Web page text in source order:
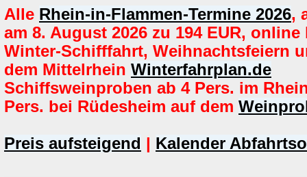
Alle Rhein-in-Flammen-Termine 2026,
am 8. August 2026 zu 194 EUR, online
Winter-Schifffahrt, Weihnachtsfeiern
dem Mittelrhein Winterfahrplan.de
Schiffsweinproben ab 4 Pers. im
Pers. bei Rüdesheim auf dem
Preis aufsteigend | Kalender